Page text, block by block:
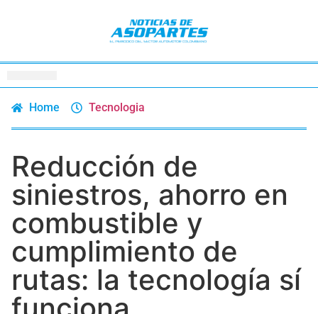
Home Tecnologia
Reducción de
siniestros, ahorro en
combustible y
cumplimiento de
rutas: la tecnología sí